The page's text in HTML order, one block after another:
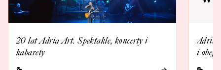
20 lat Adria Art. Spektakle, koncerty i
kabarety
Adria
i